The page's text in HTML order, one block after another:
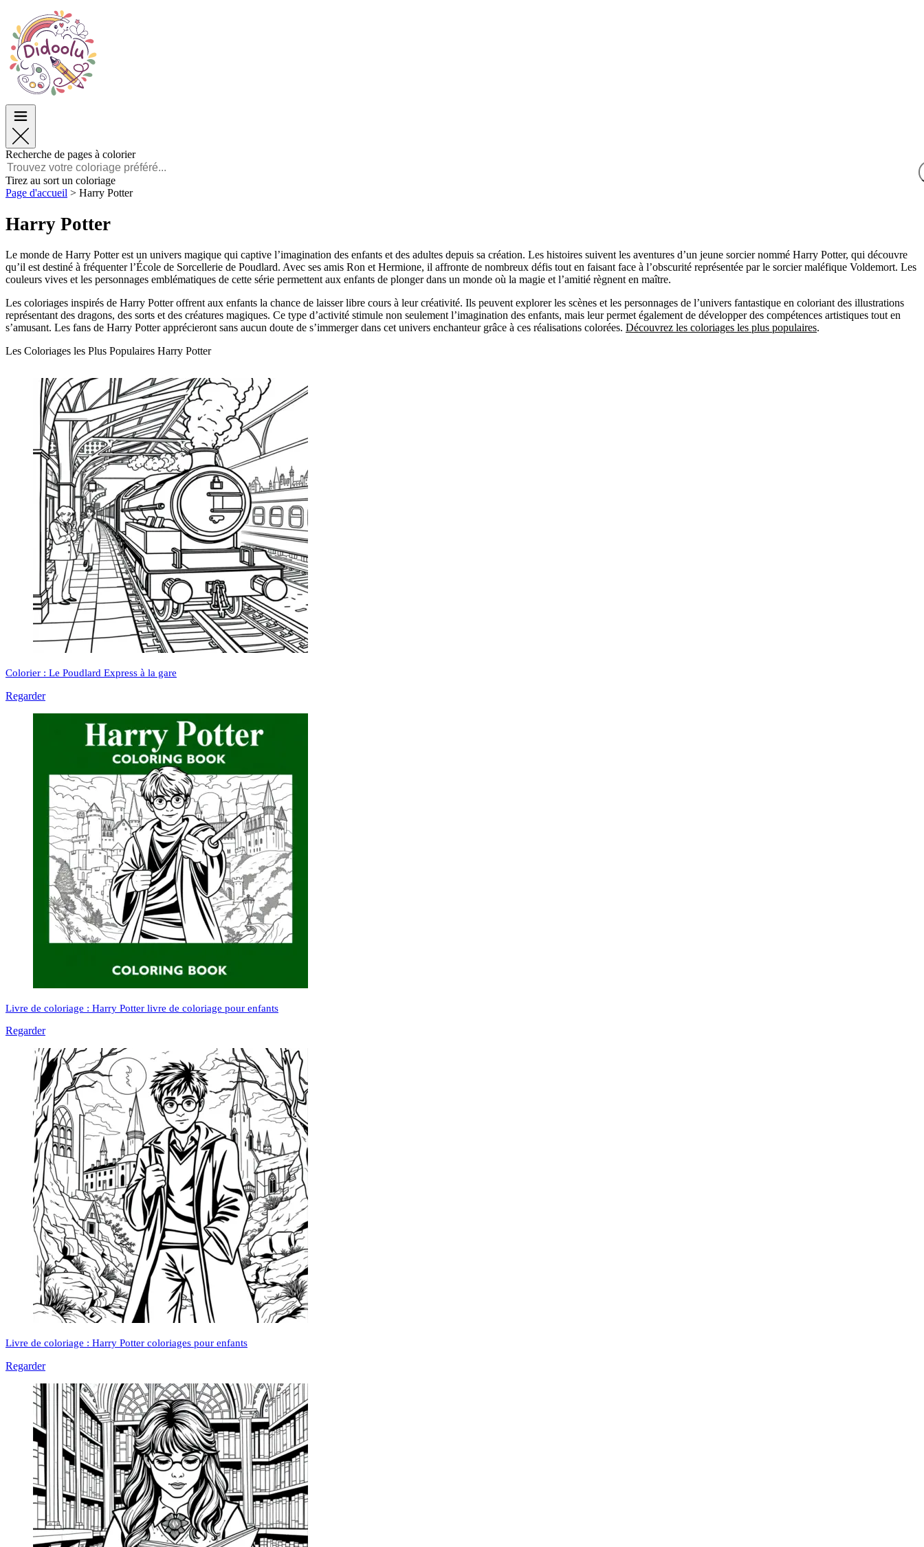
Pâques
TOP Catégories
Pour les Garçons
Pour les Filles
Français
POLSKI
FRANÇAIS
TIẾNG VIỆT
Pâques
TOP Catégories
Pour les Garçons
Pour les Filles
Recherche de pages à colorier
Tirez au sort un coloriage
Page d'accueil > Harry Potter
Harry Potter
Le monde de Harry Potter est un univers magique qui captive l’imagination des enfants et des adultes depuis sa création. Les histoires suivent les aventures d’un jeune sorcier nommé Harry Potter, qui découvre
qu’il est destiné à fréquenter l’École de Sorcellerie de Poudlard. Avec ses amis Ron et Hermione, il affronte de nombreux défis tout en faisant face à l’obscurité représentée par le sorcier maléfique Voldemort. Les
couleurs vives et les personnages emblématiques de cette série permettent aux enfants de plonger dans un monde où la magie et l’amitié règnent en maître.
Les coloriages inspirés de Harry Potter offrent aux enfants la chance de laisser libre cours à leur créativité. Ils peuvent explorer les scènes et les personnages de l’univers fantastique en coloriant des illustrations
représentant des dragons, des sorts et des créatures magiques. Ce type d’activité stimule non seulement l’imagination des enfants, mais leur permet également de développer des compétences artistiques tout en
s’amusant. Les fans de Harry Potter apprécieront sans aucun doute de s’immerger dans cet univers enchanteur grâce à ces réalisations colorées. Découvrez les coloriages les plus populaires.
Les Coloriages les Plus Populaires Harry Potter
Colorier : Le Poudlard Express à la gare
Regarder
Livre de coloriage : Harry Potter livre de coloriage pour enfants
Regarder
Livre de coloriage : Harry Potter coloriages pour enfants
Regarder